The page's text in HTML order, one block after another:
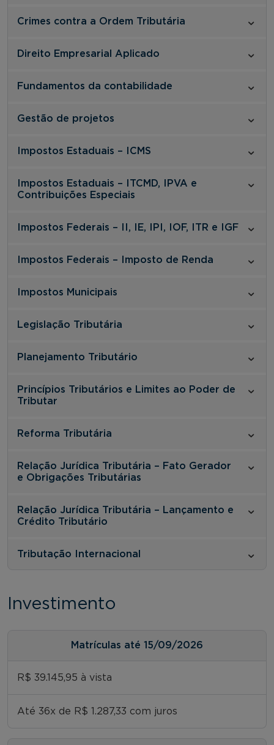
Crimes contra a Ordem Tributária
Direito Empresarial Aplicado
Fundamentos da contabilidade
Gestão de projetos
Impostos Estaduais – ICMS
Impostos Estaduais – ITCMD, IPVA e
Contribuições Especiais
Impostos Federais – II, IE, IPI, IOF, ITR e IGF
Impostos Federais – Imposto de Renda
Impostos Municipais
Legislação Tributária
Planejamento Tributário
Princípios Tributários e Limites ao Poder de
Tributar
Reforma Tributária
Relação Jurídica Tributária – Fato Gerador
e Obrigações Tributárias
Relação Jurídica Tributária – Lançamento e
Crédito Tributário
Tributação Internacional
Investimento
Matrículas até 15/09/2026
R$ 39.145,95 à vista
Até 36x de R$ 1.287,33 com juros